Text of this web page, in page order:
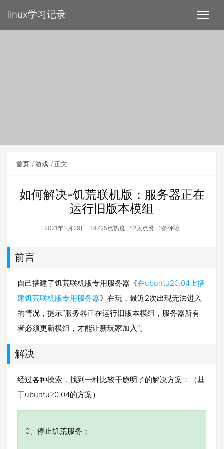
linux学习记录
首页 游戏 正文
如何解决-饥荒联机版：服务器正在
运行旧版本模组
2021年3月29日 14725点热度 52人点赞 0条评论
前言
自己搭建了饥荒联机版专用服务器《在ubuntu20.04上搭
建饥荒联机版专用服务器》在玩，最近2次出现无法进入
的情况，提示“服务器正在运行旧版本模组，服务器所有
者必须更新模组，才能让新玩家加入”。
解决
经过各种摸索，找到一种比较干脆明了的解决方案：（基
于ubuntu20.04的方案）
0、停止饥荒服务；